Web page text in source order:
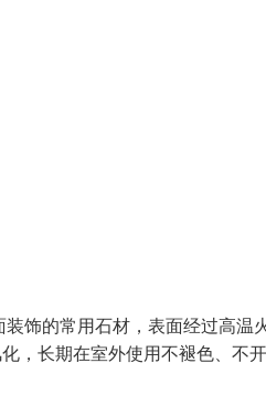
饰的常用石材，表面经过高温
，长期在室外使用不褪色、不